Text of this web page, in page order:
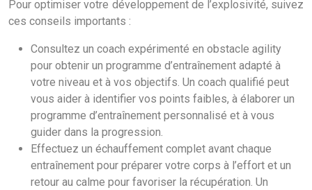
Pour optimiser votre développement de l’explosivité, suivez
ces conseils importants :
Consultez un coach expérimenté en obstacle agility
pour obtenir un programme d’entraînement adapté à
votre niveau et à vos objectifs. Un coach qualifié peut
vous aider à identifier vos points faibles, à élaborer un
programme d’entraînement personnalisé et à vous
guider dans la progression.
Effectuez un échauffement complet avant chaque
entraînement pour préparer votre corps à l’effort et un
retour au calme pour favoriser la récupération. Un